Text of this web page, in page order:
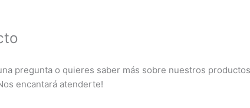
pregunta o quieres saber más sobre nuestros
encantará atenderte!